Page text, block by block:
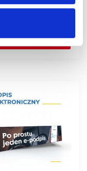
koszyka